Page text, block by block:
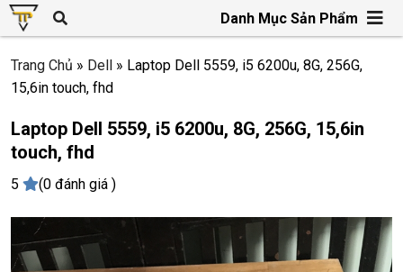
Danh Mục Sản Phẩm
Trang Chủ » Dell » Laptop Dell 5559, i5 6200u, 8G, 256G,
15,6in touch, fhd
Laptop Dell 5559, i5 6200u, 8G, 256G, 15,6in
touch, fhd
5 (0 đánh giá )